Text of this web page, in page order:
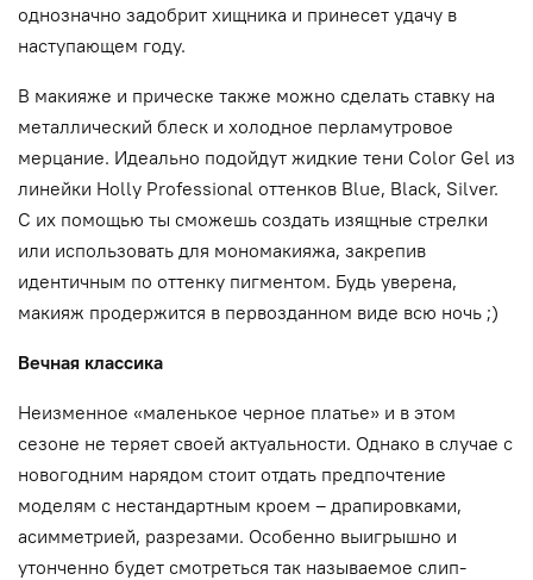
однозначно задобрит хищника и принесет удачу в
наступающем году.
В макияже и прическе также можно сделать ставку на
металлический блеск и холодное перламутровое
мерцание. Идеально подойдут жидкие тени Color Gel из
линейки Holly Professional оттенков Blue, Black, Silver.
С их помощью ты сможешь создать изящные стрелки
или использовать для мономакияжа, закрепив
идентичным по оттенку пигментом. Будь уверена,
макияж продержится в первозданном виде всю ночь ;)
Вечная классика
Неизменное «маленькое черное платье» и в этом
сезоне не теряет своей актуальности. Однако в случае с
новогодним нарядом стоит отдать предпочтение
моделям с нестандартным кроем – драпировками,
асимметрией, разрезами. Особенно выигрышно и
утонченно будет смотреться так называемое слип-